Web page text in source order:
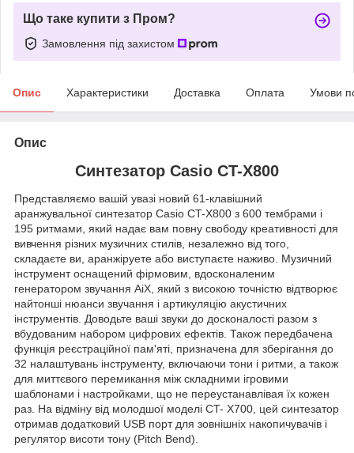
Що таке купити з Пром?
Замовлення під захистом
Опис Характеристики Доставка Оплата Умови
Опис
Синтезатор Casio CT-X800
Представляємо вашій увазі новий 61-клавішний
аранжувальної синтезатор Casio CT-X800 з 600 тембрами і
195 ритмами, який надає вам повну свободу креативності для
вивчення різних музичних стилів, незалежно від того,
складаєте ви, аранжіруете або виступаєте наживо. Музичний
інструмент оснащений фірмовим, вдосконаленим
генератором звучання AiX, який з високою точністю відтворює
найтонші нюанси звучання і артикуляцію акустичних
інструментів. Доводьте ваші звуки до досконалості разом з
вбудованим набором цифрових ефектів. Також передбачена
функція реєстраційної пам'яті, призначена для зберігання до
32 налаштувань інструменту, включаючи тони і ритми, а також
для миттєвого перемикання між складними ігровими
шаблонами і настройками, що не переустанавлівая їх кожен
раз. На відміну від молодшої моделі CT- X700, цей синтезатор
отримав додатковий USB порт для зовнішніх накопичувачів і
регулятор висоти тону (Pitch Bend).